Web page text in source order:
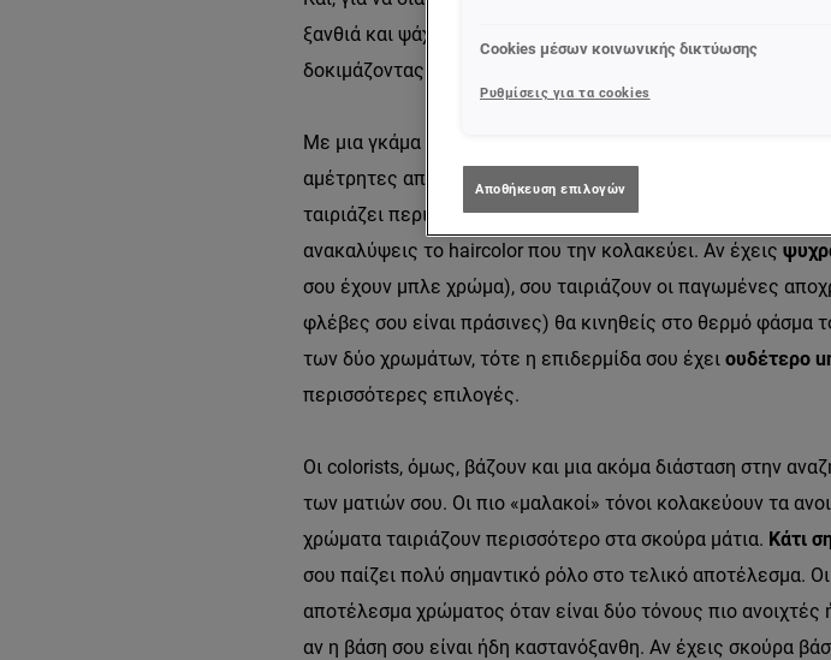
ξανθιά και ψάχνεις την ιδανική απόχρωση για σένα, είτε
δοκιμάζοντας έναν διαφορετικό τόνο από αυτόν που ήδη
Με μια γκάμα που κυμαίνεται από σκούρο μέχρι
αμέτρητες αποχρώσεις ξανθού ανάμεσα στις οποίες
ταιριάζει περισσότερο; Καταρχήν, χρειάζεται να λάβεις
ανακαλύψεις το haircolor που την κολακεύει. Αν έχεις
σου έχουν μπλε χρώμα), σου ταιριάζουν οι παγωμένες
φλέβες σου είναι πράσινες) θα κινηθείς στο θερμό
των δύο χρωμάτων, τότε η επιδερμίδα σου έχει ουδέτερο
περισσότερες επιλογές.
Οι colorists, όμως, βάζουν και μια ακόμα διάσταση στην
των ματιών σου. Οι πιο «μαλακοί» τόνοι κολακεύουν τα
χρώματα ταιριάζουν περισσότερο στα σκούρα μάτια. Κάτι
σου παίζει πολύ σημαντικό ρόλο στο τελικό αποτέλεσμα.
αποτέλεσμα χρώματος όταν είναι δύο τόνους πιο
αν η βάση σου είναι ήδη καστανόξανθη. Αν έχεις σκούρα
Cookies μέσων κοινωνικής δικτύωσης
Ρυθμίσεις για τα cookies
Αποθήκευση επιλογών